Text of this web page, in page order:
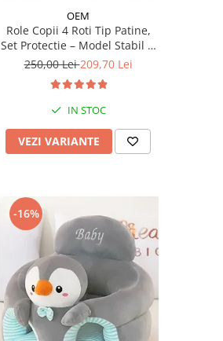
OEM
Role Copii 4 Roti Tip Patine,
Set Protectie – Model Stabil si
Reglabil - Albastru
250,00 Lei209,70 Lei
IN STOC
VEZI VARIANTE
-16%